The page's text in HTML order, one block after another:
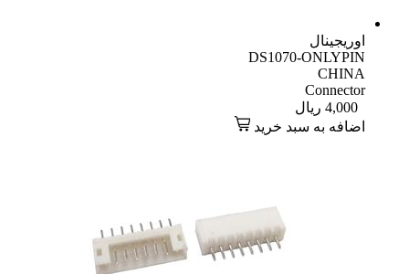
اوریجینال
DS1070-ONLYPIN
CHINA
Connector
4,000 ریال
اضافه به سبد خرید